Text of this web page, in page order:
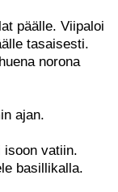
päälle. Viipaloi
tasaisesti.
norona
ajan.
isoon vatiin.
basillikalla.